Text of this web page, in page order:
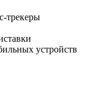
трекеры
устройств